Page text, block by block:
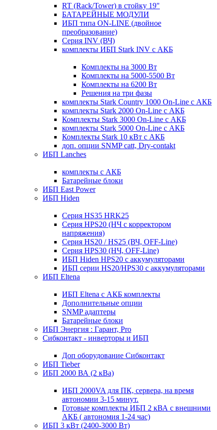
RT (Rack/Tower) в стойку 19"
БАТАРЕЙНЫЕ МОДУЛИ
ИБП типа ON-LINE (двойное
преобразование)
Серия INV (ВЧ)
комплекты ИБП Stark INV с АКБ
Комплекты на 3000 Вт
Комплекты на 5000-5500 Вт
Комплекты на 6200 Вт
Решения на три фазы
комплекты Stark Country 1000 On-Line с АКБ
комплекты Stark 2000 On-Line с АКБ
Комплекты Stark 3000 On-Line с АКБ
комплекты Stark 5000 On-Line с АКБ
Комплекты Stark 10 кВт с АКБ
доп. опции SNMP catt, Dry-contakt
ИБП Lanches
комплекты с АКБ
Батарейные блоки
ИБП East Power
ИБП Hiden
Серия HS35 HRK25
Серия HPS20 (НЧ с корректором
напряжения)
Серия HS20 / HS25 (ВЧ, OFF-Line)
Серия HPS30 (НЧ, OFF-Line)
ИБП Hiden HPS20 с аккумуляторами
ИБП серии HS20/HPS30 с аккумуляторами
ИБП Eltena
ИБП Eltena с АКБ комплекты
Дополнительные опции
SNMP адаптеры
Батарейные блоки
ИБП Энергия : Гарант, Pro
Сибконтакт - инверторы и ИБП
Доп оборудование Сибконтакт
ИБП Tieber
ИБП 2000 ВА (2 кВа)
ИБП 2000VA для ПК, сервера, на время
автономии 3-15 минут.
Готовые комплекты ИБП 2 кВА с внешними
АКБ ( автономия 1-24 час)
ИБП 3 кВт (2400-3000 Вт)